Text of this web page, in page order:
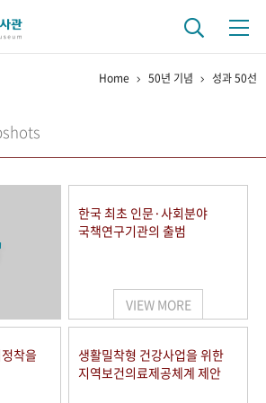
로 보는 연구 역사
연구자들
기록물 행정박물 영상 기록물
Home 50년 기념 성과 50선
'
한국 최초 인문·사회분야
국책연구기관의 출범
VIEW MORE
착을
생활밀착형 건강사업을 위한
지역보건의료제공체계 제안